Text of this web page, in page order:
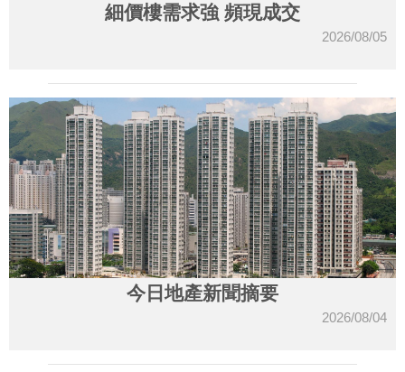
細價樓需求強 頻現成交
2026/08/05
今日地產新聞摘要
2026/08/04